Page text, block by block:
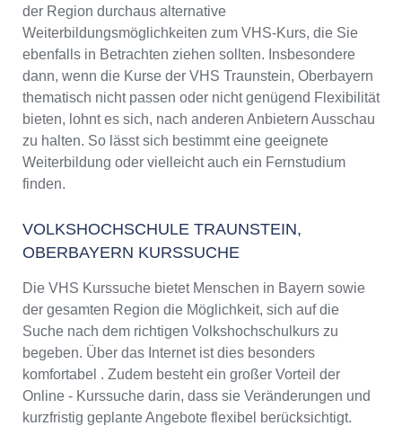
der Region durchaus alternative
Weiterbildungsmöglichkeiten zum VHS-Kurs, die Sie
ebenfalls in Betrachten ziehen sollten. Insbesondere
dann, wenn die Kurse der VHS Traunstein, Oberbayern
thematisch nicht passen oder nicht genügend Flexibilität
bieten, lohnt es sich, nach anderen Anbietern Ausschau
zu halten. So lässt sich bestimmt eine geeignete
Weiterbildung oder vielleicht auch ein Fernstudium
finden.
VOLKSHOCHSCHULE TRAUNSTEIN,
OBERBAYERN KURSSUCHE
Die VHS Kurssuche bietet Menschen in Bayern sowie
der gesamten Region die Möglichkeit, sich auf die
Suche nach dem richtigen Volkshochschulkurs zu
begeben. Über das Internet ist dies besonders
komfortabel . Zudem besteht ein großer Vorteil der
Online - Kurssuche darin, dass sie Veränderungen und
kurzfristig geplante Angebote flexibel berücksichtigt.